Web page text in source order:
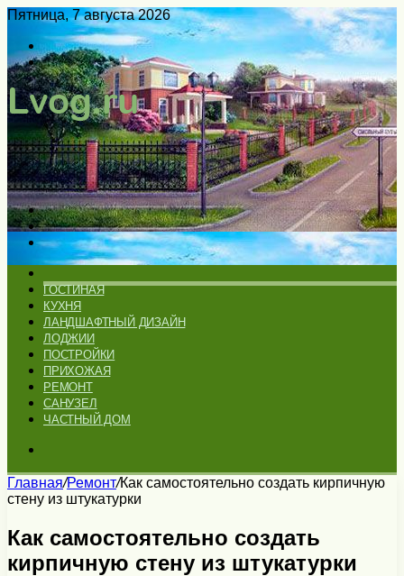
Пятница, 7 августа 2026
Войти
Switch
skin
Меню
Искать
Switch
skin
ГОСТИНАЯ
КУХНЯ
ЛАНДШАФТНЫЙ ДИЗАЙН
ЛОДЖИИ
ПОСТРОЙКИ
ПРИХОЖАЯ
РЕМОНТ
САНУЗЕЛ
ЧАСТНЫЙ ДОМ
Главная/Ремонт/Как самостоятельно создать кирпичную
стену из штукатурки
Как самостоятельно создать
кирпичную стену из штукатурки